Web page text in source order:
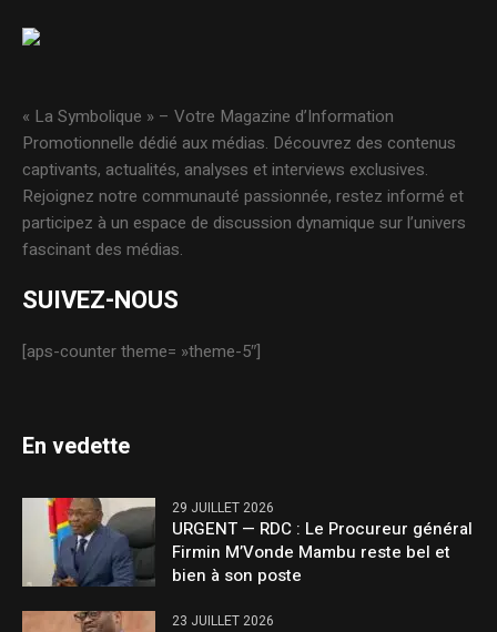
« La Symbolique » – Votre Magazine d’Information
Promotionnelle dédié aux médias. Découvrez des contenus
captivants, actualités, analyses et interviews exclusives.
Rejoignez notre communauté passionnée, restez informé et
participez à un espace de discussion dynamique sur l’univers
fascinant des médias.
SUIVEZ-NOUS
[aps-counter theme= »theme-5″]
En vedette
29 JUILLET 2026
URGENT — RDC : Le Procureur général
Firmin M’Vonde Mambu reste bel et
bien à son poste
23 JUILLET 2026